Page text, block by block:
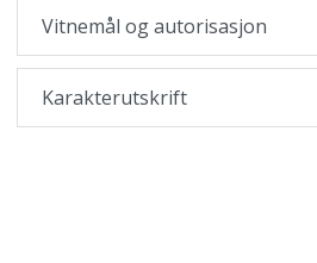
Vitnemål og autorisasjon
Karakterutskrift